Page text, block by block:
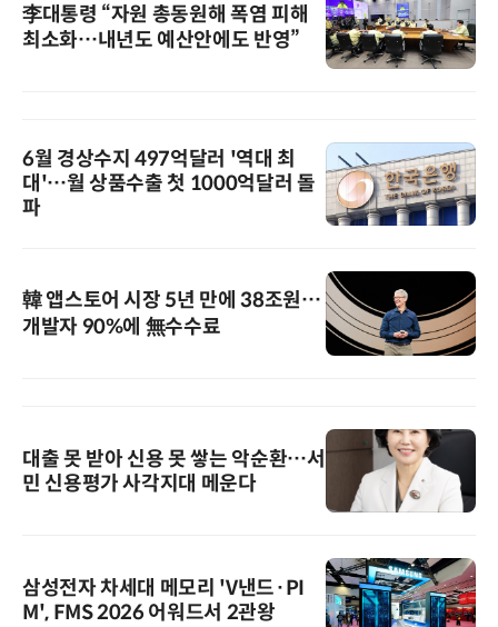
李대통령 “자원 총동원해 폭염 피해
최소화…내년도 예산안에도 반영”
6월 경상수지 497억달러 '역대 최
대'…월 상품수출 첫 1000억달러 돌
파
韓 앱스토어 시장 5년 만에 38조원…
개발자 90%에 無수수료
대출 못 받아 신용 못 쌓는 악순환…서
민 신용평가 사각지대 메운다
삼성전자 차세대 메모리 'V낸드·PI
M', FMS 2026 어워드서 2관왕